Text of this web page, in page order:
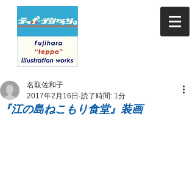
『江の島ねこもり食堂』装画
名取佐和子
2017年2月16日 読了時間: 1分